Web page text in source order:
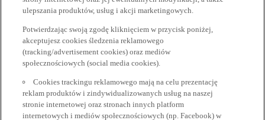
ulepszania produktów, usług i akcji marketingowych.
Potwierdzając swoją zgodę kliknięciem w przycisk poniżej,
akceptujesz cookies śledzenia reklamowego
(tracking/advertisement cookies) oraz mediów
społecznościowych (social media cookies).
Cookies trackingu reklamowego mają na celu prezentację
reklam produktów i zindywidualizowanych usług na naszej
stronie internetowej oraz stronach innych platform
internetowych i mediów społecznościowych (np. Facebook) w